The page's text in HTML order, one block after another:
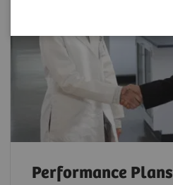
Performance Plans